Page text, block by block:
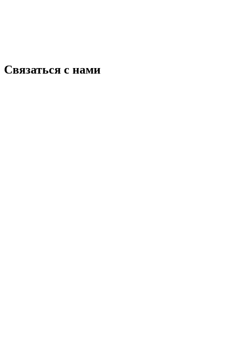
Связаться с нами